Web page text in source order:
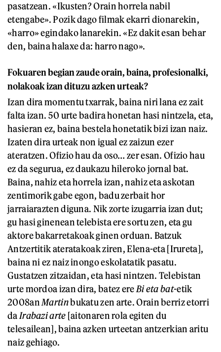
pasatzean. «Ikusten? Orain horrela nabil
etengabe». Pozik dago filmak ekarri dionarekin,
«harro» egindako lanarekin. «Ez dakit esan behar
den, baina halaxe da: harro nago».
Fokuaren begian zaude orain, baina, profesionalki,
nolakoak izan dituzu azken urteak?
Izan dira momentu txarrak, baina niri lana ez zait
falta izan. 50 urte badira honetan hasi nintzela, eta,
hasieran ez, baina bestela honetatik bizi izan naiz.
Izaten dira urteak non igual ez zaizun ezer
ateratzen. Ofizio hau da oso… zer esan. Ofizio hau
ez da segurua, ez daukazu hileroko jornal bat.
Baina, nahiz eta horrela izan, nahiz eta askotan
zentimorik gabe egon, badu zerbait hor
jarraiarazten diguna. Nik zorte izugarria izan dut;
gu hasi ginenean telebista ere sortu zen, eta gu
aktore bakarretakoak ginen orduan. Batzuk
Antzertitik ateratakoak ziren, Elena-eta [Irureta],
baina ni ez naiz inongo eskolatatik pasatu.
Gustatzen zitzaidan, eta hasi nintzen. Telebistan
urte mordoa izan dira, batez ere Bi eta bat-etik
2008an Martinbukatu zen arte. Orain berriz etorri
da Irabazi arte [aitonaren rola egiten du
telesailean], baina azken urteetan antzerkian aritu
naiz gehiago.